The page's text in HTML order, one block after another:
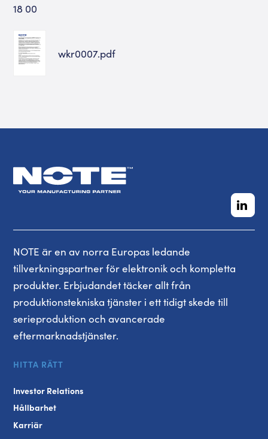
18 00
wkr0007.pdf
NOTE är en av norra Europas ledande
tillverkningspartner för elektronik och kompletta
produkter. Erbjudandet täcker allt från
produktionstekniska tjänster i ett tidigt skede till
serieproduktion och avancerade
eftermarknadstjänster.
HITTA RÄTT
Investor Relations
Hållbarhet
Karriär